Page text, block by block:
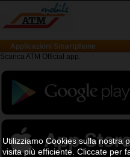
Applicazioni Smartphone
Scarica ATM Official app.
Utilizziamo Cookies sulla nostra
visita più efficiente.Cliccate per